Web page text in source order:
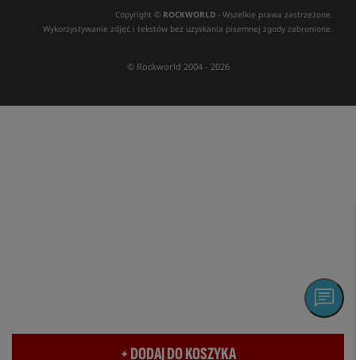
+ DODAJ DO KOSZYKA
Copyright © ROCKWORLD - Wszelkie prawa zastrzeżone.
Wykorzystywanie zdjęć i tekstów bez uzyskania pisemnej zgody zabronione.
© Rockworld 2004 - 2026